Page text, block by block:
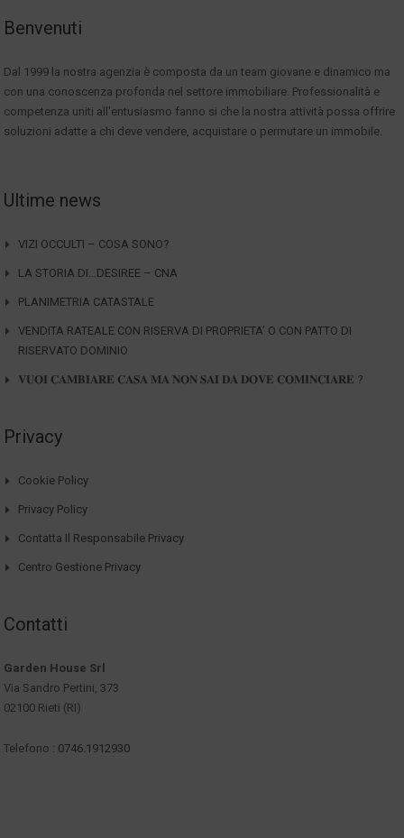
Benvenuti
Dal 1999 la nostra agenzia è composta da un team giovane e dinamico ma
con una conoscenza profonda nel settore immobiliare. Professionalità e
competenza uniti all'entusiasmo fanno si che la nostra attività possa offrire
soluzioni adatte a chi deve vendere, acquistare o permutare un immobile.
Ultime news
VIZI OCCULTI – COSA SONO?
LA STORIA DI…DESIREE – CNA
PLANIMETRIA CATASTALE
VENDITA RATEALE CON RISERVA DI PROPRIETA’ O CON PATTO DI
RISERVATO DOMINIO
𝐕𝐔𝐎𝐈 𝐂𝐀𝐌𝐁𝐈𝐀𝐑𝐄 𝐂𝐀𝐒𝐀 𝐌𝐀 𝐍𝐎𝐍 𝐒𝐀𝐈 𝐃𝐀 𝐃𝐎𝐕𝐄 𝐂𝐎𝐌𝐈𝐍𝐂𝐈𝐀𝐑𝐄 ?
Privacy
Cookie Policy
Privacy Policy
Contatta Il Responsabile Privacy
Centro Gestione Privacy
Contatti
Garden House Srl
Via Sandro Pertini, 373
02100 Rieti (RI)
Telefono : 0746.1912930